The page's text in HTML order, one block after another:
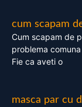
cum scapam
Cum scapam de
problema
Fie ca aveti o
masca par cu